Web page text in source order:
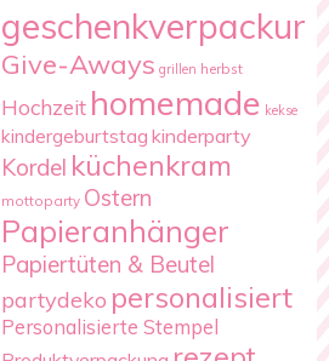
geschenkverpackung
Give-Aways grillen herbst
Hochzeit homemade kekse
kindergeburtstag kinderparty
Kordel küchenkram
mottoparty Ostern
Papieranhänger
Papiertüten & Beutel
partydeko personalisiert
Personalisierte Stempel